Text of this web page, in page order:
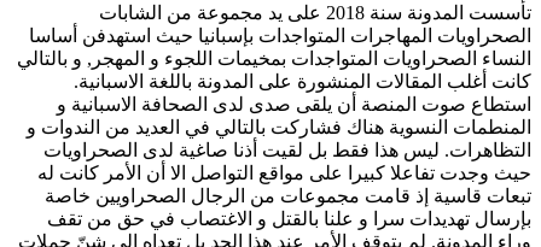
تأسست المدونة سنة 2018 على يد مجموعة من الشابات
الصحراويات المهاجرات المتواجدات بإسبانيا حيث استهدفن أساسا
النساء الصحراويات المتواجدات بمخيمات اللجوء و المهجر, و بالتالي
كانت أغلب المقالات المنشورة على المدونة باللغة الاسبانية.
استطاع صوت المنصة أن يلقى صدى لدى الصحافة الاسبانية و
المنطمات النسوية هناك فشاركت بالتالي في العديد من الندوات و
التظاهرات. ليس هذا فقط بل لقيت أذنا صاغية لدى الصحراويات
حيث وجدت تفاعلا كبيرا على مواقع التواصل الا أن الأمر كانت له
تبعات قاسية إذ قامت مجموعات من الرجال الصحراويين خاصة
بإرسال تهديدات سرا و علنا بالقتل و الاغتصاب في حق من تقف
وراء المدونة. لم يتوقف الأمر عند هذا الحد بل تعداه الى شنّ حملات